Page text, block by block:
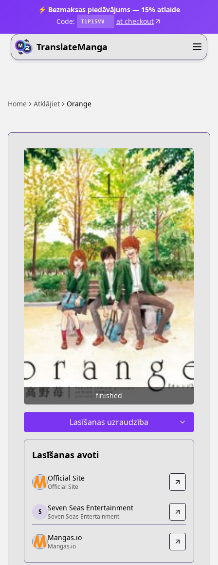
⚡ Bezmaksas piedāvājums — 15% atlaide
Code:
T1P15VV at checkout
TranslateManga
Home Atklājiet Orange
finished
Lasīšanas uzraudzība
Lasīšanas avoti
Official Site
Official Site
https://www.futabasha.co.jp/introduction/
Seven Seas Entertainment
Seven Seas Entertainment
https://sevenseasentertainment.com/series/
Mangas.io
Official Site
Official Site
S Seven Seas Entertainment
Seven Seas Entertainment
Mangas.io
Mangas.io